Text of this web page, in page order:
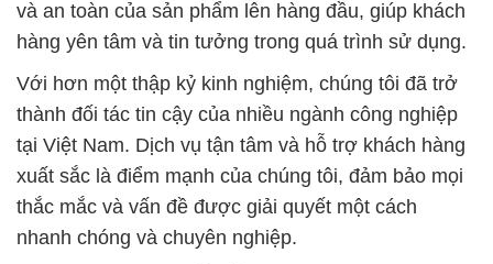
và an toàn của sản phẩm lên hàng đầu, giúp khách
hàng yên tâm và tin tưởng trong quá trình sử dụng.
Với hơn một thập kỷ kinh nghiệm, chúng tôi đã trở
thành đối tác tin cậy của nhiều ngành công nghiệp
tại Việt Nam. Dịch vụ tận tâm và hỗ trợ khách hàng
xuất sắc là điểm mạnh của chúng tôi, đảm bảo mọi
thắc mắc và vấn đề được giải quyết một cách
nhanh chóng và chuyên nghiệp.